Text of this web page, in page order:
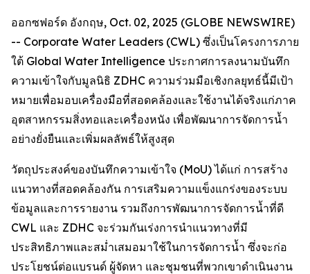
ออกซฟอร์ด อังกฤษ, Oct. 02, 2025 (GLOBE NEWSWIRE)
-- Corporate Water Leaders (CWL) ซึ่งเป็นโครงการภาย
ใต้ Global Water Intelligence ประกาศการลงนามบันทึก
ความเข้าใจกับมูลนิธิ ZDHC ความร่วมมือเชิงกลยุทธ์นี้มีเป้า
หมายเพื่อมอบเครื่องมือที่สอดคล้องและใช้งานได้จริงแก่ภาค
อุตสาหกรรมสิ่งทอและเครื่องหนัง เพื่อพัฒนาการจัดการน้ำ
อย่างยั่งยืนและเพิ่มผลลัพธ์ให้สูงสุด
วัตถุประสงค์ของบันทึกความเข้าใจ (MoU) ได้แก่ การสร้าง
แนวทางที่สอดคล้องกัน การเสริมความแข็งแกร่งของระบบ
ข้อมูลและการรายงาน รวมถึงการพัฒนาการจัดการน้ำที่ดี
CWL และ ZDHC จะร่วมกันเร่งการนำแนวทางที่มี
ประสิทธิภาพและสม่ำเสมอมาใช้ในการจัดการน้ำ ซึ่งจะก่อ
ประโยชน์ต่อแบรนด์ ผู้จัดหา และชุมชนที่พวกเขาดำเนินงาน